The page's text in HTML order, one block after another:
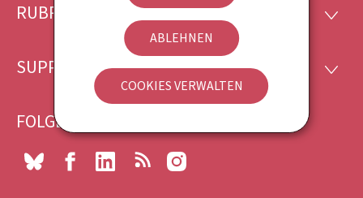
ABLEHNEN
COOKIES VERWALTEN
Footer
RUBRIKEN
SUPPORT
FOLGEN SIE UNS
Bluesky FacebookLinkedIn RSS